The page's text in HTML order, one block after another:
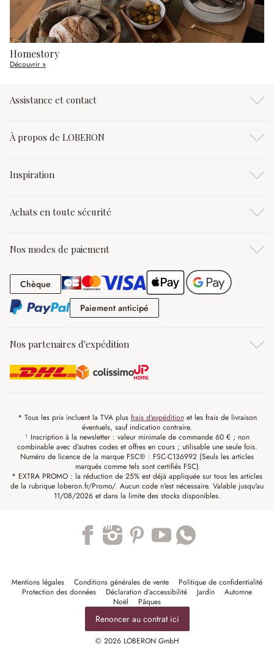
Homestory
Découvrir »
Assistance et contact
À propos de LOBERON
Inspiration
Achats en toute sécurité
Nos modes de paiement
Chèque Chèque
Paiement anticipé
Nos partenaires d'expédition
* Tous les prix incluent la TVA plus frais d'expéditionet les frais de livraison
éventuels, sauf indication contraire.
¹ Inscription à la newsletter : valeur minimale de commande 60 € ; non
combinable avec d'autres codes et offres en cours ; utilisable une seule fois.
Numéro de licence de la marque FSC® : FSC-C136992 (Seuls les articles
marqués comme tels sont certifiés FSC)
* EXTRA PROMO : la réduction de 25% est déjà appliquée sur tous les articles
de la rubrique loberon.fr/Promo/. Aucun code n'est nécessaire. Valable jusqu'au
11/08/2026 et dans la limite des stocks disponibles.
Mentions légales Conditions générales de vente
Politique de confidentialité
Protection des données
Déclaration d’accessibilité Jardin
Automne
Noël
Pâques
Renoncer au contrat ici
© 2026 LOBERON GmbH